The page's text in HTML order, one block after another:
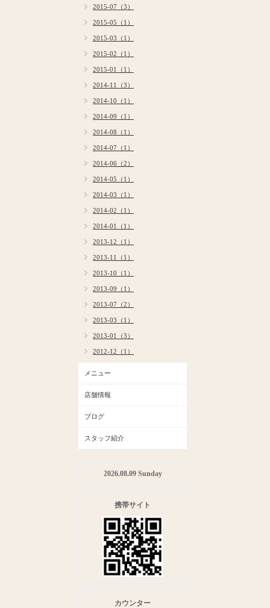
2015-07（3）
2015-05（1）
2015-03（1）
2015-02（1）
2015-01（1）
2014-11（3）
2014-10（1）
2014-09（1）
2014-08（1）
2014-07（1）
2014-06（2）
2014-05（1）
2014-03（1）
2014-02（1）
2014-01（1）
2013-12（1）
2013-11（1）
2013-10（1）
2013-09（1）
2013-07（2）
2013-03（1）
2013-01（3）
2012-12（1）
メニュー
店舗情報
ブログ
スタッフ紹介
2026.08.09 Sunday
携帯サイト
カウンター